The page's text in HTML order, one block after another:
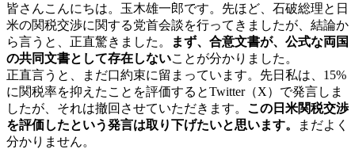
皆さんこんにちは。玉木雄一郎です。先ほど、石破総理と日
米の関税交渉に関する党首会談を行ってきましたが、結論か
ら言うと、正直驚きました。
まず、合意文書が、公式な両国
の共同文書として存在しないことが分かりました。
正直言うと、まだ口約束に留まっています。先日私は、15%
に関税率を抑えたことを評価するとTwitter（X）で発言しま
したが、それは撤回させていただきます。 この日米関税交渉
を評価したという発言は取り下げたいと思います。
まだよく
分かりません。